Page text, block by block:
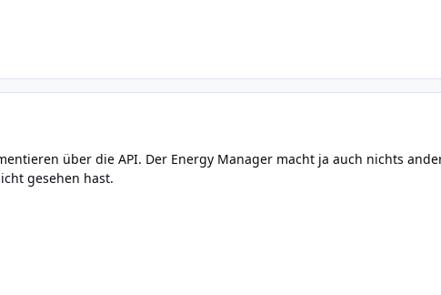
über die API. Der Energy Manager macht ja auch nichts
gesehen hast.